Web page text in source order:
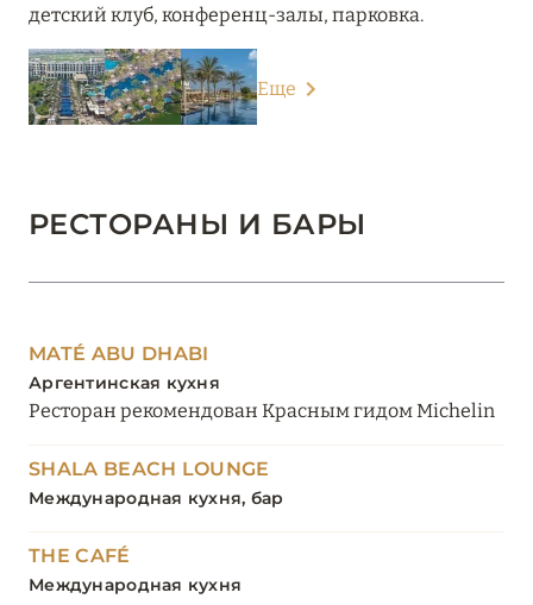
детский клуб, конференц-залы, парковка.
Еще
РЕСТОРАНЫ И БАРЫ
MATÉ ABU DHABI
Аргентинская кухня
Ресторан рекомендован Красным гидом Michelin
SHALA BEACH LOUNGE
Международная кухня, бар
THE CAFÉ
Международная кухня